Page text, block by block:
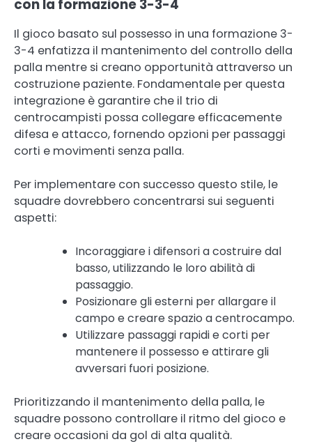
con la formazione 3-3-4
Il gioco basato sul possesso in una formazione 3-
3-4 enfatizza il mantenimento del controllo della
palla mentre si creano opportunità attraverso un
costruzione paziente. Fondamentale per questa
integrazione è garantire che il trio di
centrocampisti possa collegare efficacemente
difesa e attacco, fornendo opzioni per passaggi
corti e movimenti senza palla.
Per implementare con successo questo stile, le
squadre dovrebbero concentrarsi sui seguenti
aspetti:
Incoraggiare i difensori a costruire dal
basso, utilizzando le loro abilità di
passaggio.
Posizionare gli esterni per allargare il
campo e creare spazio a centrocampo.
Utilizzare passaggi rapidi e corti per
mantenere il possesso e attirare gli
avversari fuori posizione.
Prioritizzando il mantenimento della palla, le
squadre possono controllare il ritmo del gioco e
creare occasioni da gol di alta qualità.